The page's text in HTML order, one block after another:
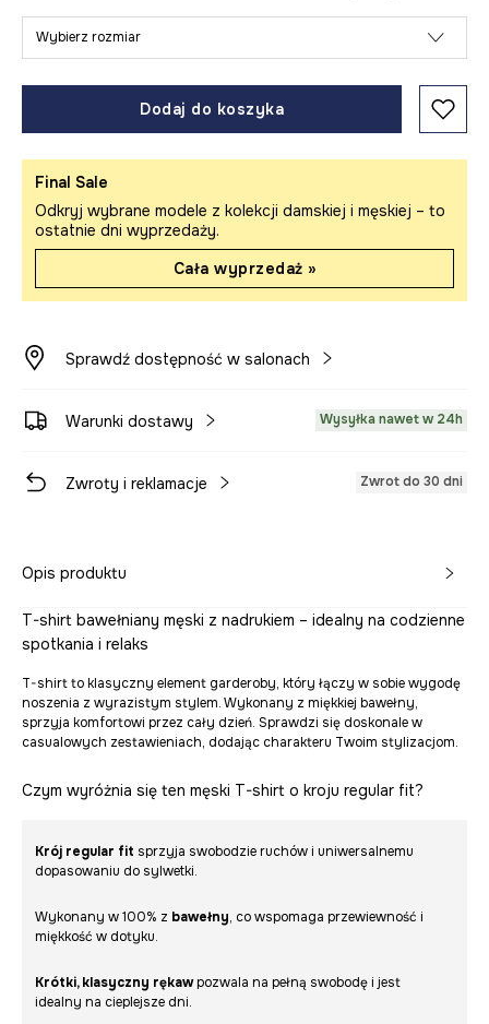
Wybierz rozmiar
Dodaj do koszyka
Final Sale
Odkryj wybrane modele z kolekcji damskiej i męskiej – to
ostatnie dni wyprzedaży.
Cała wyprzedaż »
Sprawdź dostępność w salonach
Warunki dostawy Wysyłka nawet w 24h
Zwroty i reklamacje Zwrot do 30 dni
Opis produktu
T-shirt bawełniany męski z nadrukiem – idealny na codzienne
spotkania i relaks
T-shirt to klasyczny element garderoby, który łączy w sobie wygodę
noszenia z wyrazistym stylem. Wykonany z miękkiej bawełny,
sprzyja komfortowi przez cały dzień. Sprawdzi się doskonale w
casualowych zestawieniach, dodając charakteru Twoim stylizacjom.
Czym wyróżnia się ten męski T-shirt o kroju regular fit?
Krój regular fit sprzyja swobodzie ruchów i uniwersalnemu
dopasowaniu do sylwetki.
Wykonany w 100% z bawełny, co wspomaga przewiewność i
miękkość w dotyku.
Krótki, klasyczny rękawpozwala na pełną swobodę i jest
idealny na cieplejsze dni.